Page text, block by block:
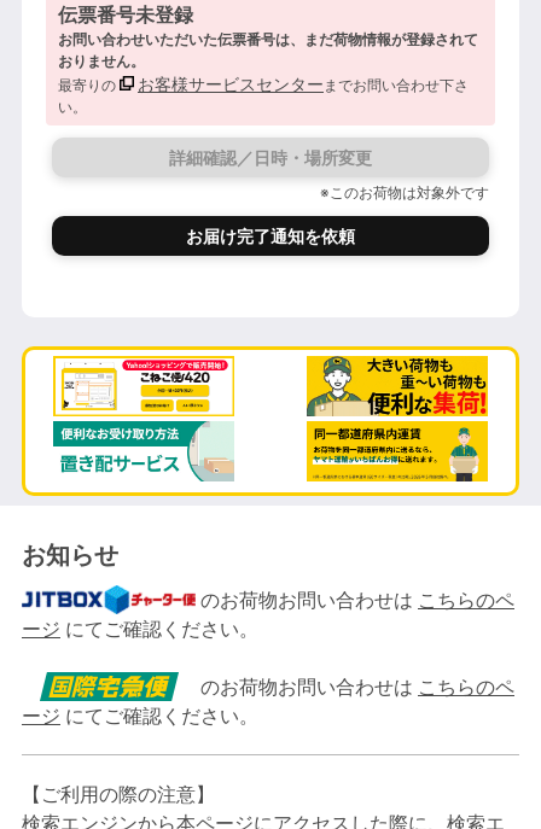
伝票番号未登録
お問い合わせいただいた伝票番号は、まだ荷物情報が登録されて
おりません。
最寄りの
お客様サービスセンター までお問い合わせ下さ
い。
詳細確認／日時・場所変更
※このお荷物は対象外です
お届け完了通知を依頼
お知らせ
のお荷物お問い合わせは こちらのペ
ージ にてご確認ください。
のお荷物お問い合わせは こちらのペ
ージ にてご確認ください。
【ご利用の際の注意】
検索エンジンから本ページにアクセスした際に、検索エ